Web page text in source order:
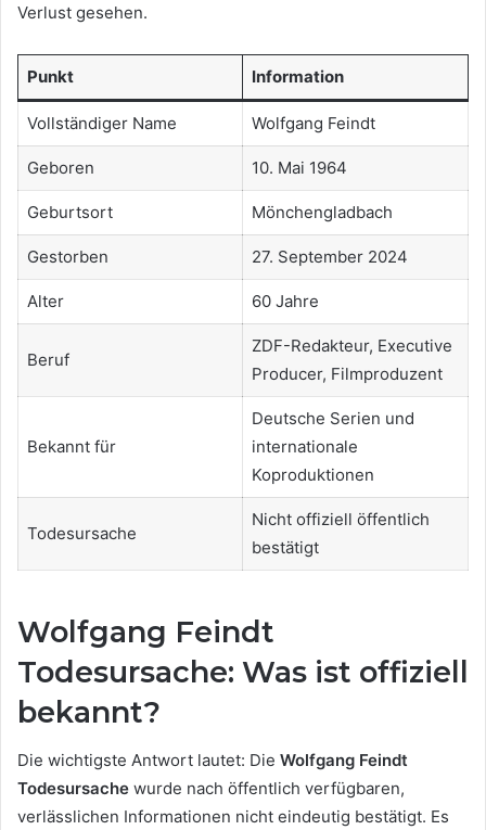
Verlust gesehen.
Punkt Information
Vollständiger Name Wolfgang Feindt
Geboren 10. Mai 1964
Geburtsort Mönchengladbach
Gestorben 27. September 2024
Alter 60 Jahre
Beruf
ZDF-Redakteur, Executive
Producer, Filmproduzent
Bekannt für
Deutsche Serien und
internationale
Koproduktionen
Todesursache
Nicht offiziell öffentlich
bestätigt
Wolfgang Feindt
Todesursache: Was ist offiziell
bekannt?
Die wichtigste Antwort lautet: Die Wolfgang Feindt
Todesursache wurde nach öffentlich verfügbaren,
verlässlichen Informationen nicht eindeutig bestätigt. Es